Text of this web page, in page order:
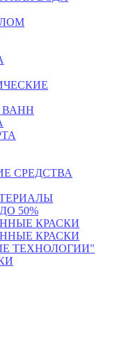
ВАНН
СРЕДСТВА
50%
КРАСКИ
КРАСКИ
ТЕХНОЛОГИИ"